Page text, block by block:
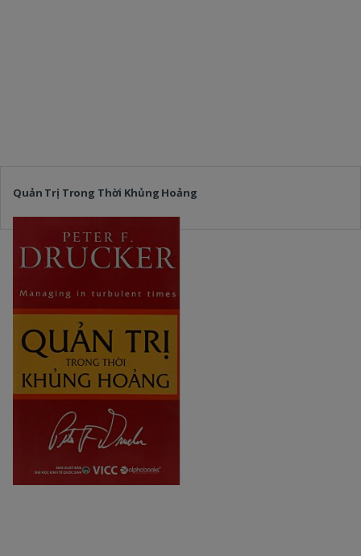
Quản Trị Trong Thời Khủng Hoảng